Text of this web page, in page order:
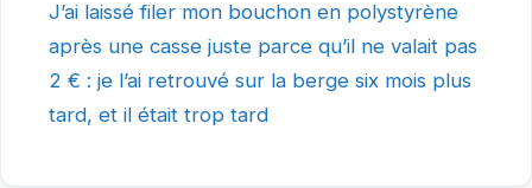
J’ai laissé filer mon bouchon en polystyrène
après une casse juste parce qu’il ne valait pas
2 € : je l’ai retrouvé sur la berge six mois plus
tard, et il était trop tard